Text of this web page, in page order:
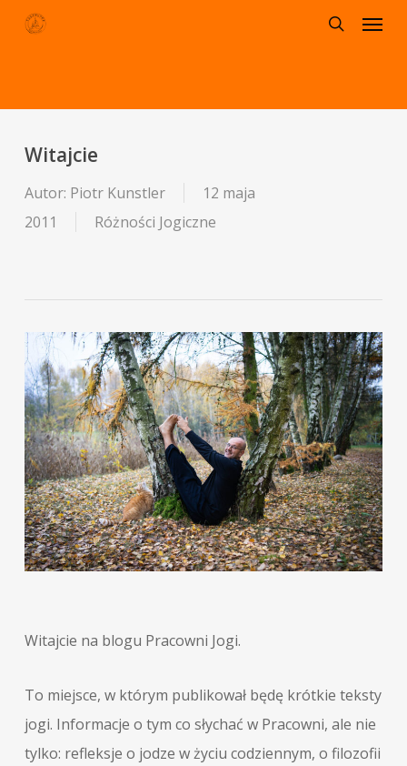
Skip
Menu
Witajcie
Autor: Piotr Kunstler
12 maja
2011
Różności Jogiczne
Witajcie na blogu Pracowni Jogi.
To miejsce, w którym publikował będę krótkie teksty
jogi. Informacje o tym co słychać w Pracowni, ale nie
tylko: refleksje o jodze w życiu codziennym, o filozofii